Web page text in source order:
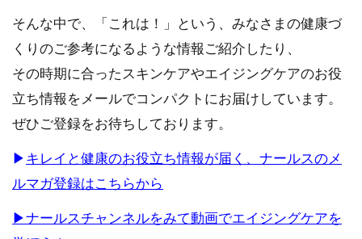
そんな中で、「これは！」という、みなさまの健康づ
くりのご参考になるような情報ご紹介したり、
その時期に合ったスキンケアやエイジングケアのお役
立ち情報をメールでコンパクトにお届けしています。
ぜひご登録をお待ちしております。
▶ キレイと健康のお役立ち情報が届く、ナールスのメ
ルマガ登録はこちらから
▶ナールスチャンネルをみて動画でエイジングケアを